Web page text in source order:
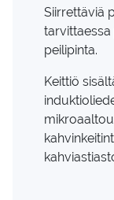
Siirrettäviä
tarvittaessa
peilipinta.
Keittiö